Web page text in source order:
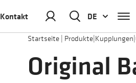
Kontakt DE
Startseite | Produkte|Kupplungen|
Original